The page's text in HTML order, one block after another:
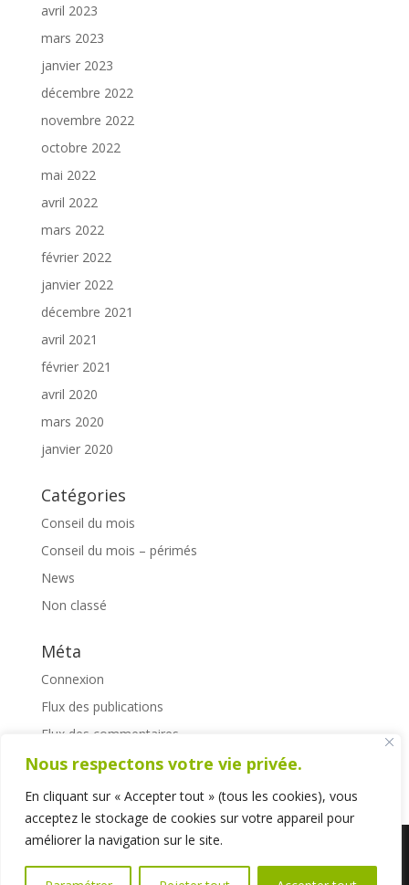
Nous respectons votre vie privée.
En cliquant sur « Accepter tout » (tous les cookies), vous
acceptez le stockage de cookies sur votre appareil pour
améliorer la navigation sur le site.
avril 2023
mars 2023
janvier 2023
décembre 2022
novembre 2022
octobre 2022
mai 2022
avril 2022
mars 2022
février 2022
janvier 2022
décembre 2021
avril 2021
février 2021
avril 2020
mars 2020
janvier 2020
Catégories
Conseil du mois
Conseil du mois – périmés
News
Non classé
Méta
Connexion
Flux des publications
Flux des commentaires
Site de WordPress-FR
Numéro d'entreprise : 790.211.191 -- Créé par